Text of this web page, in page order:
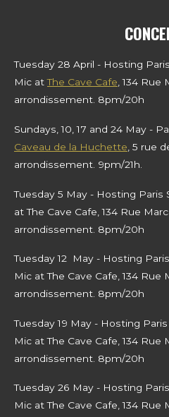
Tuesday 28 April - Hosting
Mic atThe Cave Cafe, 134 Rue
arrondissement. 8pm/20h
Sundays, 10, 17 and 24 May -
Caveau de la Huchette , 5 rue
arrondissement. 9pm/21h.
Tuesday 5 May - Hosting
at The Cave Cafe, 134 Rue
arrondissement. 8pm/20h
Tuesday 12 May - Hosting
Mic at The Cave Cafe, 134 Rue
arrondissement. 8pm/20h
Tuesday 19 May - Hosting
Mic at The Cave Cafe, 134 Rue
arrondissement. 8pm/20h
Tuesday 26 May - Hosting
Mic at The Cave Cafe, 134 Rue